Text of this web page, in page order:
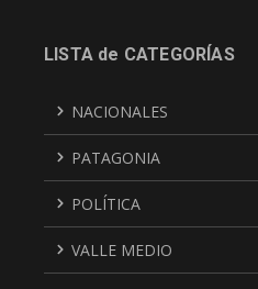
LISTA de CATEGORÍAS
NACIONALES
PATAGONIA
POLÍTICA
VALLE MEDIO